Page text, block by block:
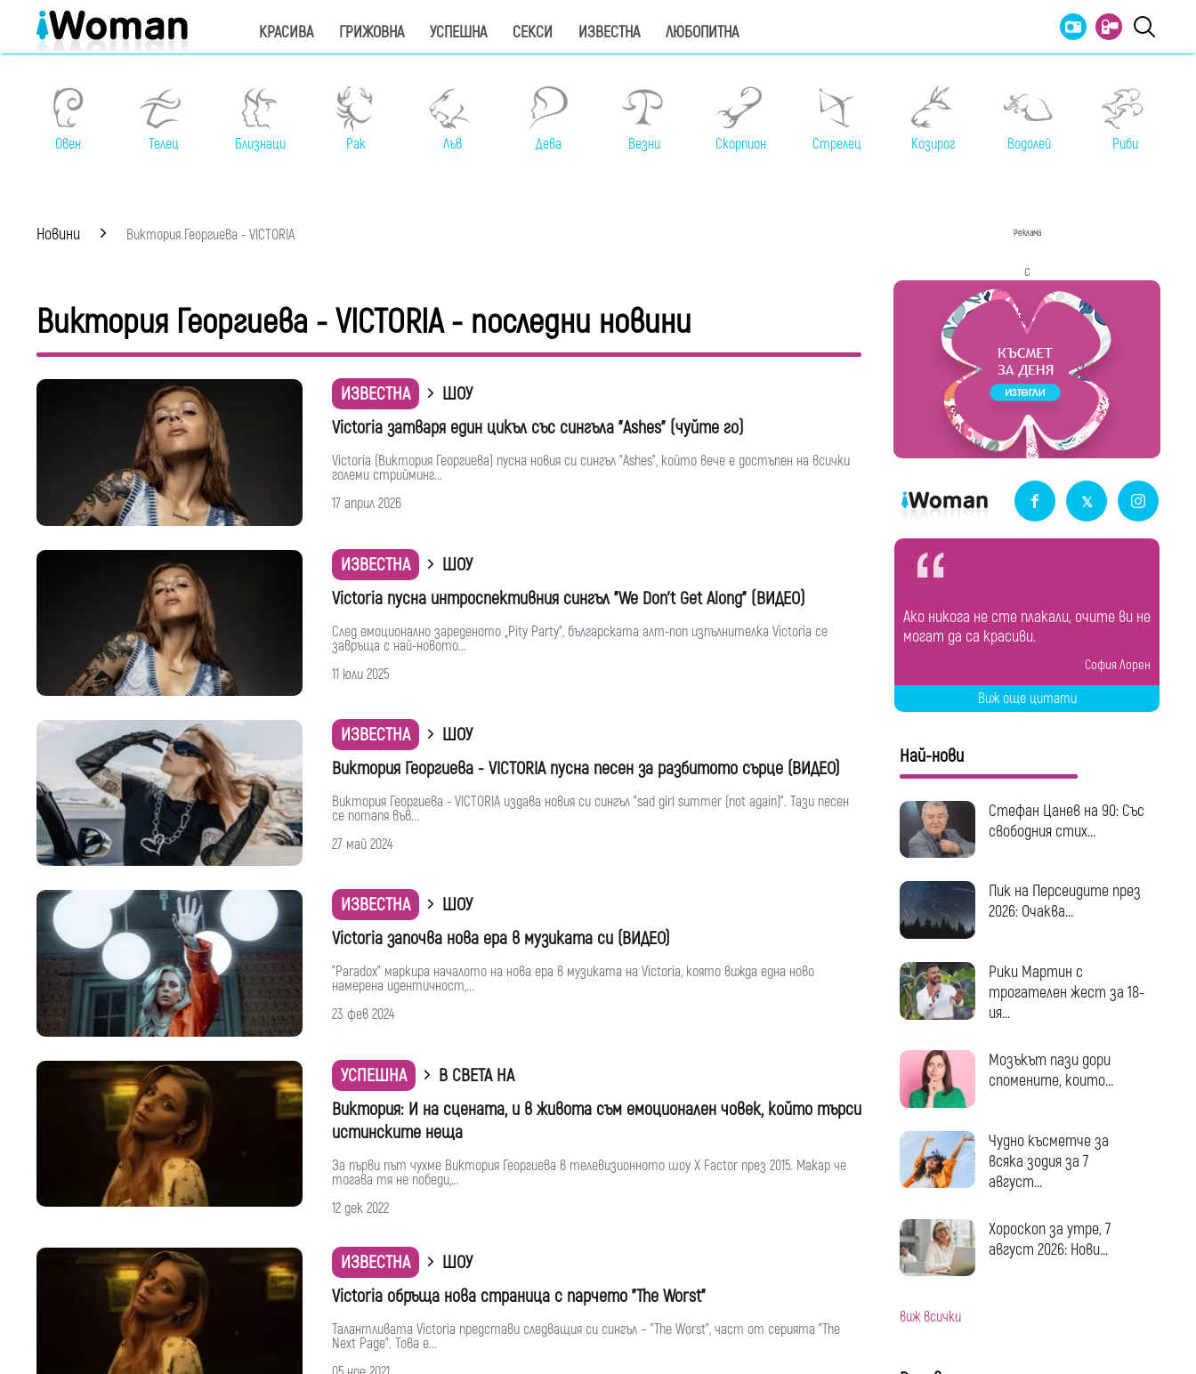
КРАСИВА ГРИЖОВНА УСПЕШНА СЕКСИ ИЗВЕСТНА ЛЮБОПИТНА
Овен Телец Близнаци Рак Лъв Дева Везни Скорпион Стрелец Козирог Водолей Риби
Новини Виктория Георгиевa - VICTORIA
Виктория Георгиевa - VICTORIA - последни новини
ИЗВЕСТНА
ШОУ
Victoria затваря един цикъл със сингъла "Ashes" (чуйте го)
Victoria (Виктория Георгиева) пусна новия си сингъл "Ashes", който вече е достъпен на всички
големи стрийминг...
17 април 2026
ИЗВЕСТНА
ШОУ
Victoria пусна интроспективния сингъл "We Don’t Get Along" (ВИДЕО)
След емоционално зареденото „Pity Party“, българската алт-поп изпълнителка Victoria се
завръща с най-новото...
11 юли 2025
ИЗВЕСТНА
ШОУ
Виктория Георгиева - VICTORIA пусна песен за разбитото сърце (ВИДЕО)
Виктория Георгиева - VICTORIA издава новия си сингъл "sad girl summer (not again)". Тази песен
се потапя във...
27 май 2024
ИЗВЕСТНА
ШОУ
Victoria започва нова ера в музиката си (ВИДЕО)
"Paradox" маркира началото на нова ера в музиката на Victoria, която вижда една ново
намерена идентичност,...
23 фев 2024
УСПЕШНА
В СВЕТА НА
Виктория: И на сцената, и в живота съм емоционален човек, който търси
истинските неща
За първи път чухме Виктория Георгиева в телевизионното шоу X Factor през 2015. Макар че
тогава тя не победи,...
12 дек 2022
ИЗВЕСТНА
ШОУ
Victoria обръща нова страница с парчето "The Worst"
Талантливата Victoria представи следващия си сингъл – "The Worst", част от серията "The
Next Page". Това е...
Реклама
с
Ако никога не сте плакали, очите ви не
могат да са красиви.
София Лорен
Виж още цитати
Най-нови
Стефан Цанев на 90: Със
свободния стих...
Пик на Персеидите през
2026: Очаква...
Рики Мартин с
трогателен жест за 18-
ия...
Мозъкът пази дори
спомените, които...
Чудно късметче за
всяка зодия за 7
август...
Хороскоп за утре, 7
август 2026: Нови...
виж всички